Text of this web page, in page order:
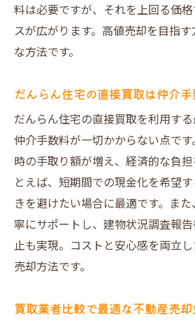
料は必要ですが、それを上回る価
スが広がります。高値売却を目指
な方法です。
だんらん住宅の直接買取は仲介
だんらん住宅の直接買取を利用する
仲介手数料が一切かからない点で
時の手取り額が増え、経済的な負
とえば、短期間での現金化を希望
きを避けたい場合に最適です。ま
寧にサポートし、建物状況調査報
止も実現。コストと安心感を両立
売却方法です。
買取業者比較で最適な不動産売